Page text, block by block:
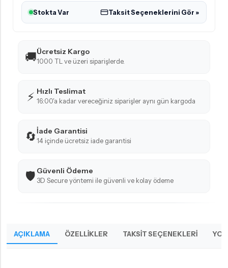
Stokta Var Taksit Seçeneklerini Gör »
🚚Ücretsiz Kargo
1000 TL ve üzeri siparişlerde.
⚡ Hızlı Teslimat
16:00'a kadar vereceğiniz siparişler aynı gün kargoda
🔄İade Garantisi
14 içinde ücretsiz iade garantisi
🛡️ Güvenli Ödeme
3D Secure yöntemi ile güvenli ve kolay ödeme
AÇIKLAMA ÖZELLIKLER TAKSIT SEÇENEKLERI